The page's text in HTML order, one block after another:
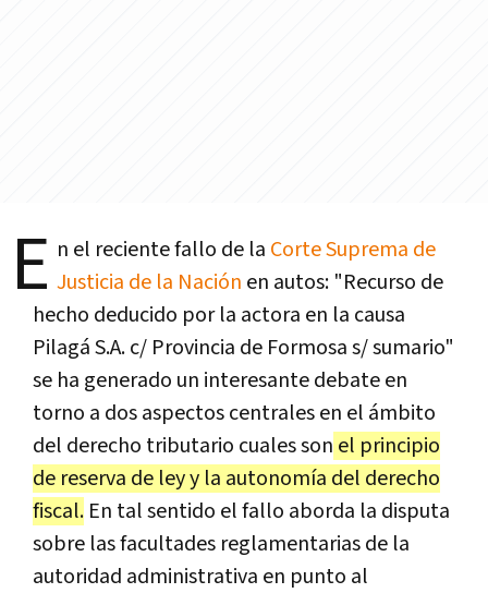
E n el reciente fallo de la Corte Suprema de
Justicia de la Nación en autos: "Recurso de
hecho deducido por la actora en la causa
Pilagá S.A. c/ Provincia de Formosa s/ sumario"
se ha generado un interesante debate en
torno a dos aspectos centrales en el ámbito
del derecho tributario cuales son el principio
de reserva de ley y la autonomía del derecho
fiscal. En tal sentido el fallo aborda la disputa
sobre las facultades reglamentarias de la
autoridad administrativa en punto al